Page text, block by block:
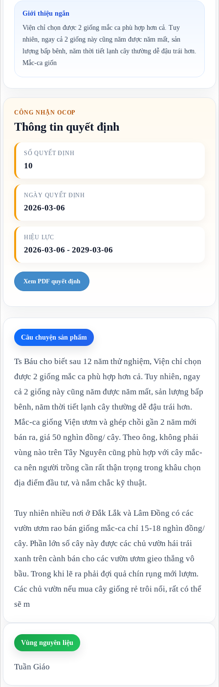
Giới thiệu ngắn
Viện chỉ chọn được 2 giống mắc ca phù hợp hơn cả. Tuy
nhiên, ngay cả 2 giống này cũng năm được năm mất, sản
lượng bấp bênh, năm thời tiết lạnh cây thường dễ đậu trái hơn.
Mắc-ca giốn
CÔNG NHẬN OCOP
Thông tin quyết định
SỐ QUYẾT ĐỊNH
10
NGÀY QUYẾT ĐỊNH
2026-03-06
HIỆU LỰC
2026-03-06 - 2029-03-06
Xem PDF quyết định
Câu chuyện sản phẩm
Ts Báu cho biết sau 12 năm thử nghiệm, Viện chỉ chọn
được 2 giống mắc ca phù hợp hơn cả. Tuy nhiên, ngay
cả 2 giống này cũng năm được năm mất, sản lượng bấp
bênh, năm thời tiết lạnh cây thường dễ đậu trái hơn.
Mắc-ca giống Viện ươm và ghép chồi gần 2 năm mới
bán ra, giá 50 nghìn đồng/ cây. Theo ông, không phải
vùng nào trên Tây Nguyên cũng phù hợp với cây mắc-
ca nên người trồng cần rất thận trọng trong khâu chọn
địa điểm đầu tư, và nắm chắc kỹ thuật.
Tuy nhiên nhiều nơi ở Đắk Lắk và Lâm Đồng có các
vườn ươm rao bán giống mắc-ca chỉ 15-18 nghìn đồng/
cây. Phần lớn số cây này được các chủ vườn hái trái
xanh trên cành bán cho các vườn ươm gieo thẳng vô
bầu. Trong khi lẽ ra phải đợi quả chín rụng mới lượm.
Các chủ vườn nếu mua cây giống rẻ trôi nổi, rất có thể
sẽ m
Vùng nguyên liệu
Tuần Giáo